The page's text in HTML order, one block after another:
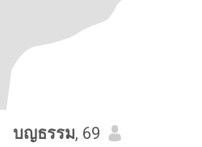
บญธรรม, 69